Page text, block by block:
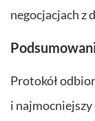
negocjacjach z
Protokół
i najmocniejszy